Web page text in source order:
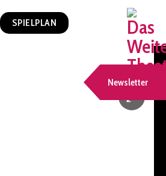
SPIELPLAN
Newsletter